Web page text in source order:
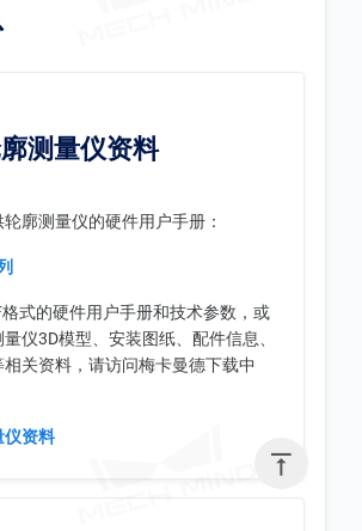

测量仪资料
廓测量仪的硬件用户手册：
式的硬件用户手册和技术参数，或
仪3D模型、安装图纸、配件信息、
关资料，请访问梅卡曼德下载中
仪资料